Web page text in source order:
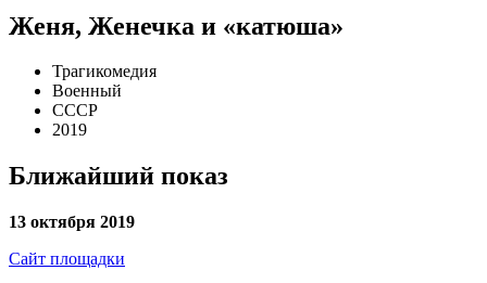
Женя, Женечка и «катюша»
Трагикомедия
Военный
СССР
2019
Ближайший показ
13 октября 2019
Сайт площадки